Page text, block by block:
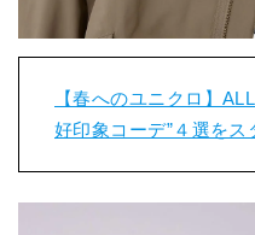
【春へのユニクロ】
好印象コーデ”４選をス